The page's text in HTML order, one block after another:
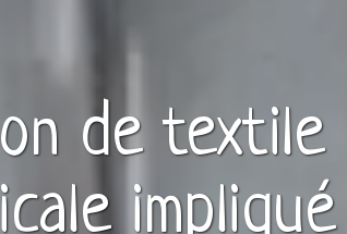
de textile
impliqué